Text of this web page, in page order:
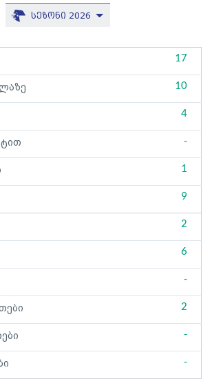
სეზონი 2026
17
10
4
-
1
9
2
6
-
2
-
-